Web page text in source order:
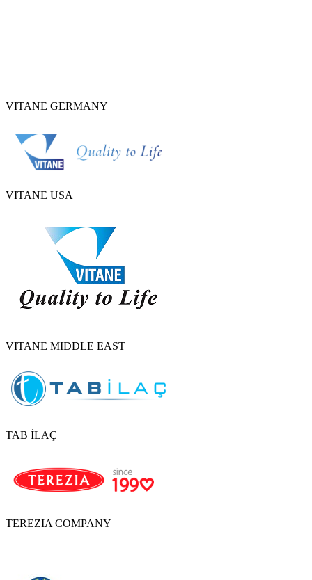
VITANE GERMANY
VITANE USA
VITANE MIDDLE EAST
TAB İLAÇ
TEREZIA COMPANY